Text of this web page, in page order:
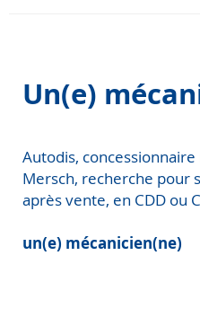
Un(e)
Autodis,
Mersch, recherche pour
après vente, en CDD ou
un(e) mécanicien(ne)